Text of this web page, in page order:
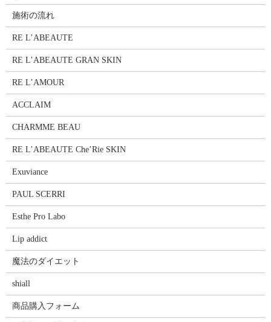
施術の流れ
RE L’ABEAUTE
RE L’ABEAUTE GRAN SKIN
RE L’AMOUR
ACCLAIM
CHARMME BEAU
RE L’ABEAUTE Che’Rie SKIN
Exuviance
PAUL SCERRI
Esthe Pro Labo
Lip addict
魔法のダイエット
shiall
商品購入フォーム